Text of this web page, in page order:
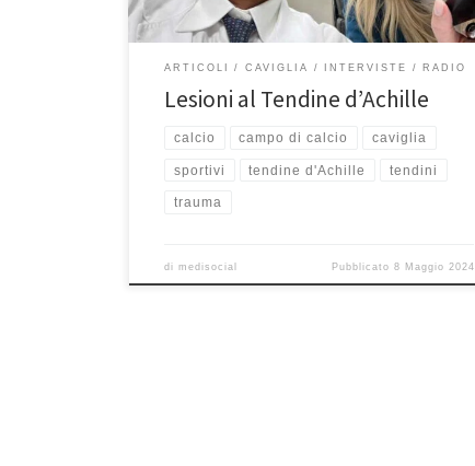
ARTICOLI CAVIGLIA INTERVISTE RADIO
Lesioni al Tendine d’Achille
calcio campo di calcio caviglia
sportivi tendine d'Achille tendini
trauma
dimedisocial Pubblicato 8 Maggio 2024